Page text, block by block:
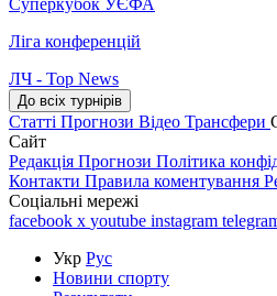
Суперкубок УЄФА
Ліга конференцій
ЛЧ - Top News
До всіх турнірів
Статті Прогнози Відео Трансфери
Сайт
Редакція Прогнози Політика
Контакти Правила коментування
Соціальні мережі
facebook x youtube instagram
Укр Рус
Новини спорту